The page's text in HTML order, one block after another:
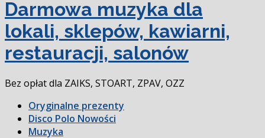
Darmowa muzyka dla
lokali, sklepów, kawiarni,
restauracji, salonów
Bez opłat dla ZAIKS, STOART, ZPAV, OZZ
Oryginalne prezenty
Disco Polo Nowości
Muzyka